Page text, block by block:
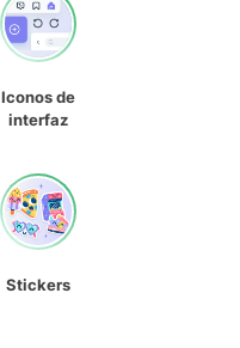
Iconos de
interfaz
Stickers